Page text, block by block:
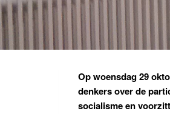
Op woensdag 29
denkers over de
socialisme en